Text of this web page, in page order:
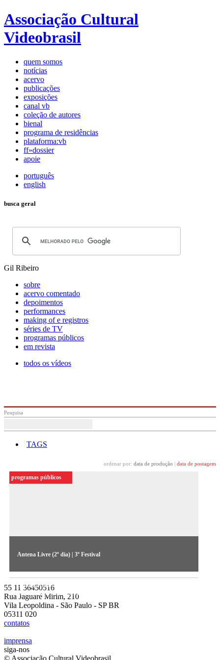
Associação Cultural
Videobrasil
quem somos
notícias
acervo
publicações
exposições
canal vb
coleção de autores
bienal
programa de residências
plataforma:vb
ff»dossier
apoie
português
english
busca geral
Gil Ribeiro
sobre
acervo comentado
depoimentos
performances
making of e registros
séries de TV
programas públicos
em revista
todos os vídeos
Pesquisa
TAGS
ordenar por: data de produção data de postagem
Antena Livre (2º dia) | 3º Festival
Segundo encontro da série, realizada em 1985, dá
continuidade às propostas para a criação de uma antena livre
em São Paulo (áudio cedido pelo Acervo do MIS-SP)
programas públicos
55 11 36450516
Rua Jaguaré Mirim, 210
Vila Leopoldina - São Paulo - SP BR
05311 020
contatos
imprensa
siga-nos